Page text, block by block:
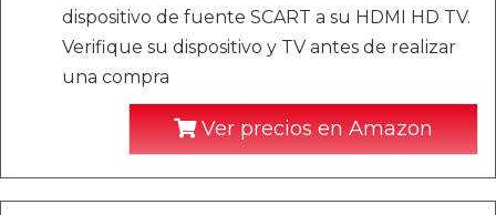
dispositivo de fuente SCART a su HDMI HD TV.
Verifique su dispositivo y TV antes de realizar
una compra
Ver precios en Amazon